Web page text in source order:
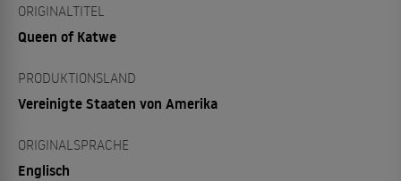
ORIGINALTITEL
Queen of Katwe
PRODUKTIONSLAND
Vereinigte Staaten von Amerika
ORIGINALSPRACHE
Englisch